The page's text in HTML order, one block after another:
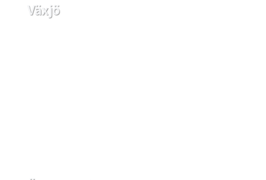
Växjö